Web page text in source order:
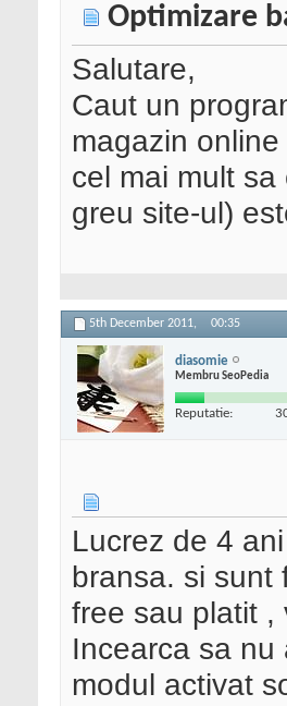
Optimizare
Salutare,
Caut un
magazin
cel mai mult
greu site-ul)
5th December 2011, 00:35
diasomie
Membru SeoPedia
Reputatie:
Lucrez de 4
bransa. si sunt
free sau platit ,
Incearca sa
modul activat